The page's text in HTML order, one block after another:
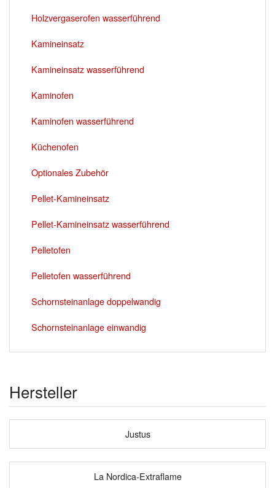
Holzvergaserofen wasserführend
Kamineinsatz
Kamineinsatz wasserführend
Kaminofen
Kaminofen wasserführend
Küchenofen
Optionales Zubehör
Pellet-Kamineinsatz
Pellet-Kamineinsatz wasserführend
Pelletofen
Pelletofen wasserführend
Schornsteinanlage doppelwandig
Schornsteinanlage einwandig
Hersteller
Justus
La Nordica-Extraflame